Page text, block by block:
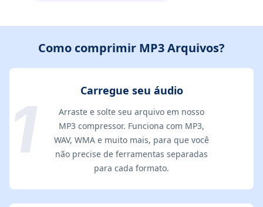
Como comprimir MP3 Arquivos?
Carregue seu áudio
Arraste e solte seu arquivo em nosso
MP3 compressor. Funciona com MP3,
WAV, WMA e muito mais, para que você
não precise de ferramentas separadas
para cada formato.